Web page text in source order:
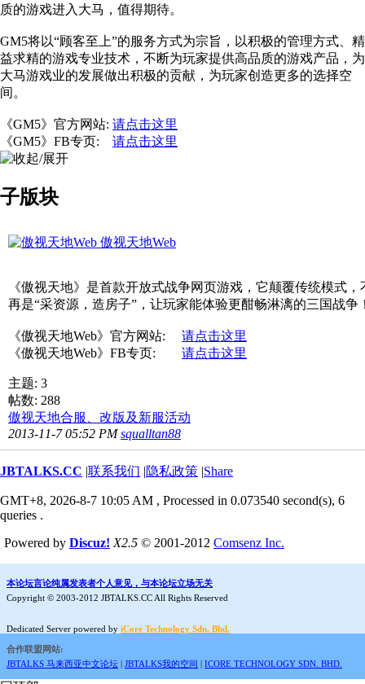
质的游戏进入大马，值得期待。
GM5将以“顾客至上”的服务方式为宗旨，以积极的管理方式、精
益求精的游戏专业技术，不断为玩家提供高品质的游戏产品，为
大马游戏业的发展做出积极的贡献，为玩家创造更多的选择空
间。
《GM5》官方网站: 请点击这里
《GM5》FB专页: 请点击这里
子版块
傲视天地Web
《傲视天地》是首款开放式战争网页游戏，它颠覆传统模式，
再是“采资源，造房子”，让玩家能体验更酣畅淋漓的三国战争
《傲视天地Web》官方网站: 请点击这里
《傲视天地Web》FB专页: 请点击这里
主题: 3
帖数: 288
傲视天地合服、改版及新服活动
2013-11-7 05:52 PMsqualltan88
JBTALKS.CC |联系我们 |隐私政策 |Share
GMT+8, 2026-8-7 10:05 AM , Processed in 0.073540 second(s), 6
queries .
Powered by Discuz! X2.5 © 2001-2012 Comsenz Inc.
本论坛言论纯属发表者个人意见，与本论坛立场无关
Copyright © 2003-2012 JBTALKS.CC All Rights Reserved
Dedicated Server powered by iCore Technology Sdn. Bhd.
合作联盟网站:
JBTALKS 马来西亚中文论坛 | JBTALKS我的空间 | ICORE TECHNOLOGY SDN. BHD.